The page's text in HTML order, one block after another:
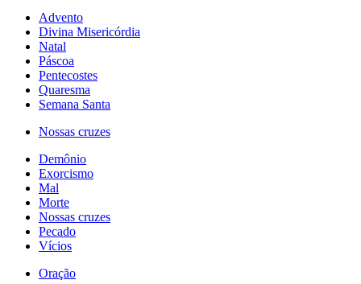
Advento
Divina Misericórdia
Natal
Páscoa
Pentecostes
Quaresma
Semana Santa
Nossas cruzes
Demônio
Exorcismo
Mal
Morte
Nossas cruzes
Pecado
Vícios
Oração